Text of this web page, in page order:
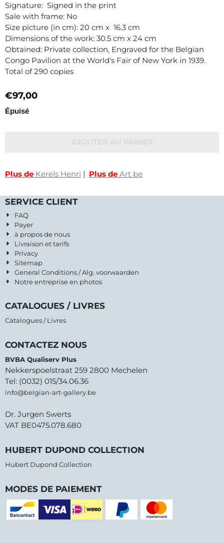
Signature: Signed in the print
Sale with frame: No
Size picture (in cm): 20 cm x 16.3 cm
Dimensions of the work: 30.5 cm x 24 cm
Obtained: Private collection, Engraved for the Belgian
Congo Pavilion at the World's Fair of New York in 1939.
Total of 290 copies
€97,00
Épuisé
Plus de Kerels Henri | Plus de Art be
SERVICE CLIENT
FAQ
Payer
à propos de nous
Livraison et tarifs
Privacy
Sitemap
General Conditions / Alg. voorwaarden
Notre entreprise en photos
CATALOGUES / LIVRES
Catalogues / Livres
CONTACTEZ NOUS
BVBA Qualiserv Plus
Nekkerspoelstraat 259 2800 Mechelen
Tel: (0032) 015/34.06.36
info@belgian-art-gallery.be
Dr. Jurgen Swerts
VAT BE0475.078.680
HUBERT DUPOND COLLECTION
Hubert Dupond Collection
MODES DE PAIEMENT